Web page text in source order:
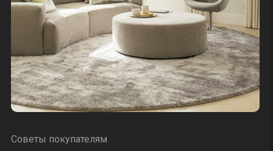
3 шт.
в корзине
Советы покупателям